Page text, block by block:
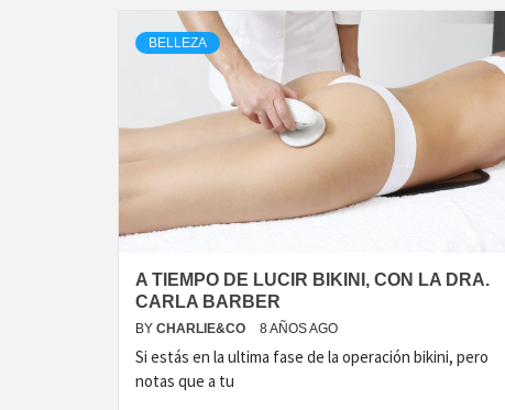
BELLEZA
A TIEMPO DE LUCIR BIKINI, CON LA DRA.
CARLA BARBER
BY CHARLIE&CO 8 AÑOS AGO
Si estás en la ultima fase de la operación bikini, pero
notas que a tu